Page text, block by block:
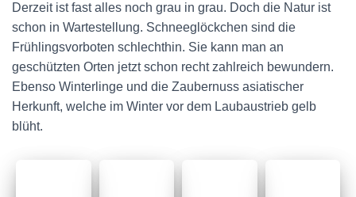
I
M
Derzeit ist fast alles noch grau in grau. Doch die Natur ist
schon in Wartestellung. Schneeglöckchen sind die
Frühlingsvorboten schlechthin. Sie kann man an
geschützten Orten jetzt schon recht zahlreich bewundern.
Ebenso Winterlinge und die Zaubernuss asiatischer
Herkunft, welche im Winter vor dem Laubaustrieb gelb
blüht.